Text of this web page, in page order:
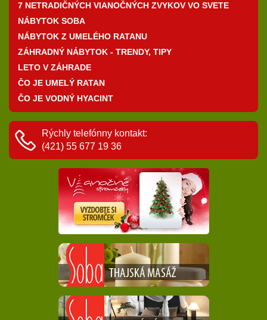
7 NETRADIČNÝCH VIANOČNÝCH ZVYKOV VO SVETE
NÁBYTOK SOBA
NÁBYTOK Z UMELÉHO RATANU
ZÁHRADNÝ NÁBYTOK - TRENDY, TIPY
LETO V ZÁHRADE
ČO JE UMELÝ RATAN
ČO JE VODNÝ HYACINT
Rýchly telefónny kontakt:
(421) 55 677 19 36